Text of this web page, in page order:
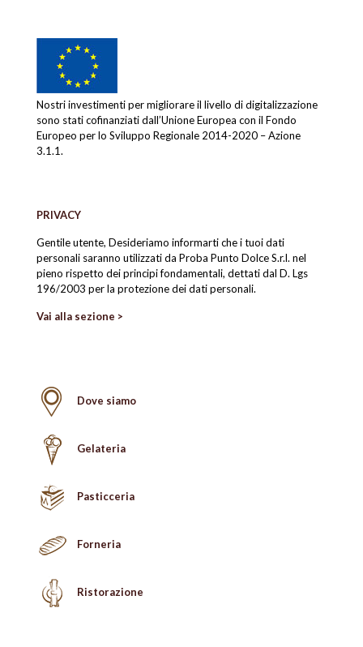
Nostri investimenti per migliorare il livello di digitalizzazione
sono stati cofinanziati dall’Unione Europea con il Fondo
Europeo per lo Sviluppo Regionale 2014-2020 – Azione
3.1.1.
PRIVACY
Gentile utente, Desideriamo informarti che i tuoi dati
personali saranno utilizzati da Proba Punto Dolce S.r.l. nel
pieno rispetto dei principi fondamentali, dettati dal D. Lgs
196/2003 per la protezione dei dati personali.
Vai alla sezione >
Dove siamo
Gelateria
Pasticceria
Forneria
Ristorazione